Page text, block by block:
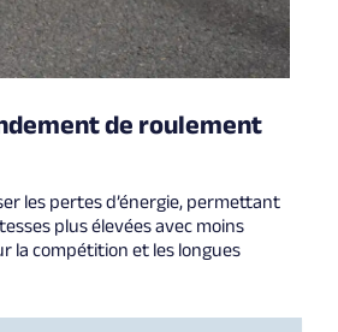
de roulement
les pertes d’énergie, permettant
plus élevées avec moins
la compétition et les longues